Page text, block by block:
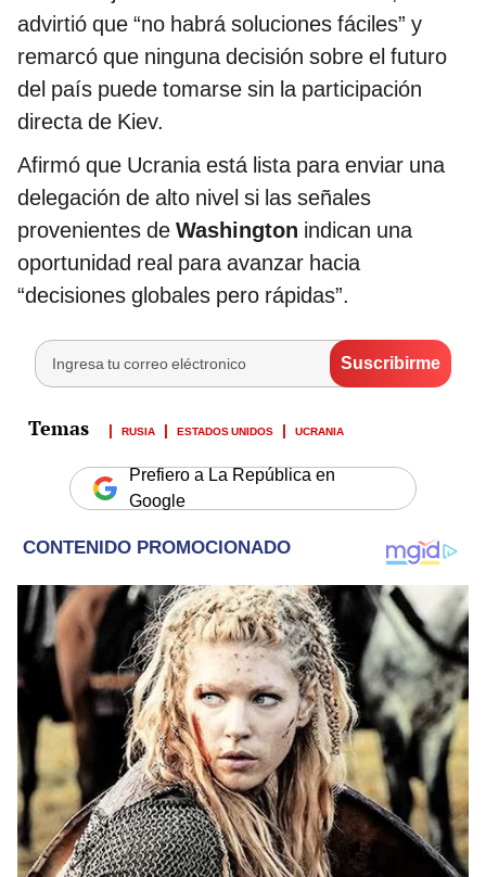
advirtió que “no habrá soluciones fáciles” y
remarcó que ninguna decisión sobre el futuro
del país puede tomarse sin la participación
directa de Kiev.
Afirmó que Ucrania está lista para enviar una
delegación de alto nivel si las señales
provenientes de Washington indican una
oportunidad real para avanzar hacia
“decisiones globales pero rápidas”.
RUSIA ESTADOS UNIDOS UCRANIA
Prefiero a La República en
Google